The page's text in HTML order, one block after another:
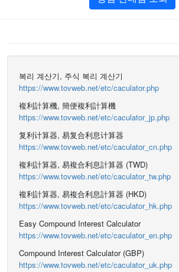
복리 계산기, 주식 복리 계산기
https://www.tovweb.net/etc/caculator.php
複利計算機, 簡便複利計算機
https://www.tovweb.net/etc/caculator_jp.php
复利计算器, 易复合利息计算器
https://www.tovweb.net/etc/caculator_cn.php
複利計算器, 易複合利息計算器 (TWD)
https://www.tovweb.net/etc/caculator_tw.php
複利計算器, 易複合利息計算器 (HKD)
https://www.tovweb.net/etc/caculator_hk.php
Easy Compound Interest Calculator
https://www.tovweb.net/etc/caculator_en.php
Compound Interest Calculator (GBP)
https://www.tovweb.net/etc/caculator_uk.php